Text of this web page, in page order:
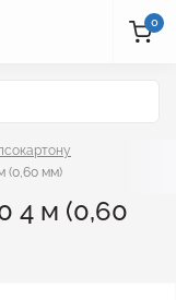
0
(0,60 мм)
4 м (0,60